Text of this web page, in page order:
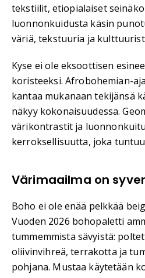
tekstiilit, etiopialaiset
luonnonkuidusta käsin
väriä, tekstuuria ja
Kyse ei ole eksoottisen
koristeeksi. Afrobohemian-
kantaa mukanaan tekijänsä
näkyy kokonaisuudessa.
värikontrastit ja
kerroksellisuutta, joka
Värimaailma on
Boho ei ole enää pelkkää
Vuoden 2026 bohopaletti
tummemmista sävyistä:
oliivinvihreä, terrakotta ja
pohjana. Mustaa käytetään